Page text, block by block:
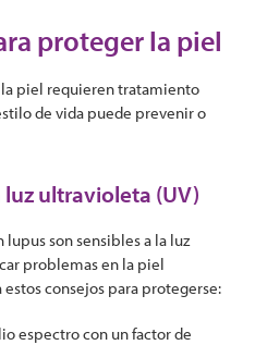
proteger la piel
piel requieren tratamiento
de vida puede prevenir o
ultravioleta (UV)
lupus son sensibles a la luz
problemas en la piel
consejos para protegerse:
espectro con un factor de